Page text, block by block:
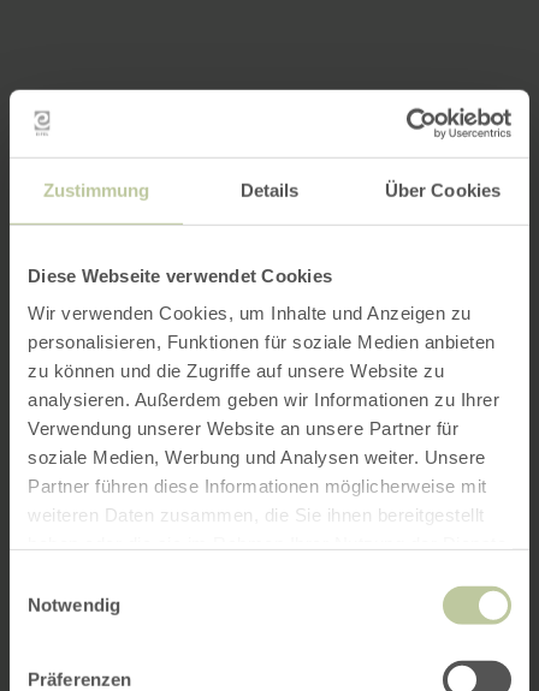
Zustimmung Details Über Cookies
Diese Webseite verwendet Cookies
Wir verwenden Cookies, um Inhalte und Anzeigen zu
personalisieren, Funktionen für soziale Medien anbieten
zu können und die Zugriffe auf unsere Website zu
analysieren. Außerdem geben wir Informationen zu Ihrer
Verwendung unserer Website an unsere Partner für
soziale Medien, Werbung und Analysen weiter. Unsere
Partner führen diese Informationen möglicherweise mit
weiteren Daten zusammen, die Sie ihnen bereitgestellt
Notwendig
Präferenzen